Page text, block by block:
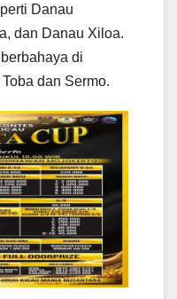
Danau
dan Danau Xiloa.
di
dan Sermo.